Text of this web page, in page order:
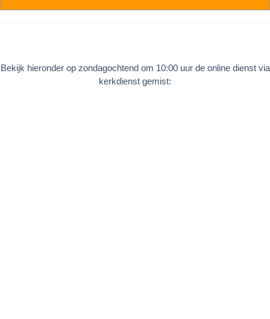
Bekijk hieronder op zondagochtend om 10:00 uur de online dienst via
kerkdienst gemist: